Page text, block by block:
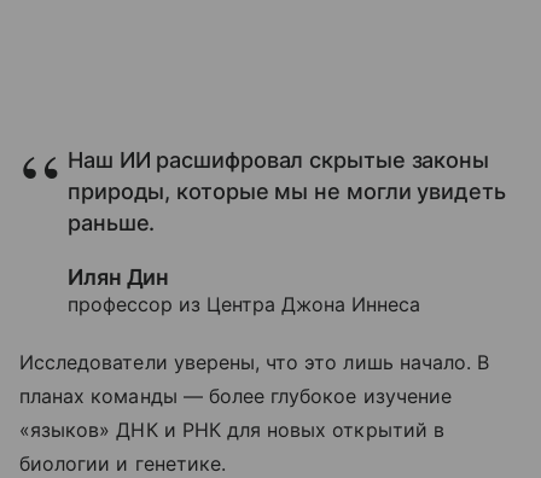
Наш ИИ расшифровал скрытые законы
природы, которые мы не могли увидеть
раньше.
Илян Дин
профессор из Центра Джона Иннеса
Исследователи уверены, что это лишь начало. В
планах команды — более глубокое изучение
«языков» ДНК и РНК для новых открытий в
биологии и генетике.